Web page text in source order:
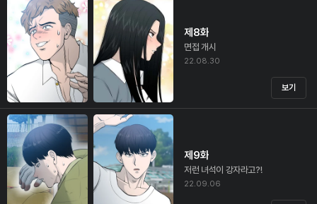
제8화
면접 개시
22.08.30
보기
제9화
저런 녀석이 강자라고?!
22.09.06